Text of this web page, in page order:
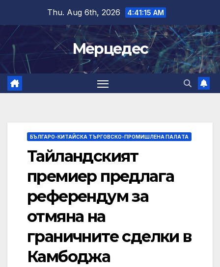
content
Thu. Aug 6th, 2026 4:41:16 AM
Мерцедес
БЪЛГАРО-КИТАЙСКА ТЪРГОВСКО-ПРОМИШЛЕНА ПАЛAТА
Тайландският
премиер предлага
референдум за
отмяна на
граничните сделки в
Камбоджа